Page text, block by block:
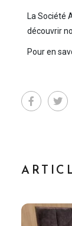
La Société
découvrir
Pour en